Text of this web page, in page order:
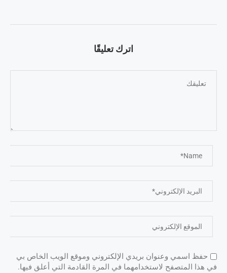
اترك تعليقًا
حفظ اسمي وعنوان بريدي الإلكتروني وموقع الويب الخاص بي
في هذا المتصفح لاستخدامهما في المرة القادمة التي أعلق فيها.